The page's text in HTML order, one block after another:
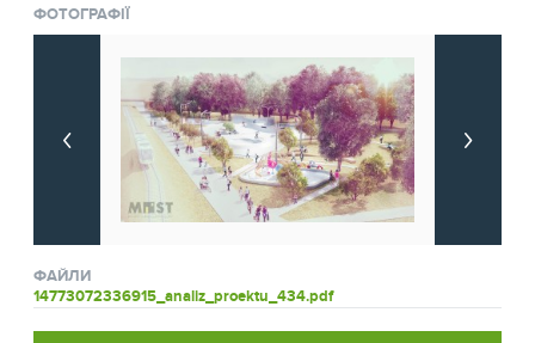
ФОТОГРАФІЇ
ФАЙЛИ
14773072336915_analiz_proektu_434.pdf